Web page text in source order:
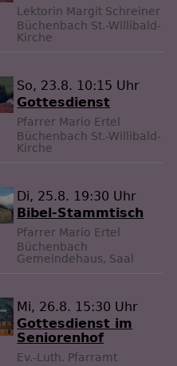
Lektorin Margit Schreiner
Büchenbach St.-Willibald-
Kirche
So, 23.8. 10:15 Uhr
Gottesdienst
Pfarrer Mario Ertel
Büchenbach St.-Willibald-
Kirche
Di, 25.8. 19:30 Uhr
Bibel-Stammtisch
Pfarrer Mario Ertel
Büchenbach
Gemeindehaus, Saal
Mi, 26.8. 15:30 Uhr
Gottesdienst im
Seniorenhof
Ev.-Luth. Pfarramt